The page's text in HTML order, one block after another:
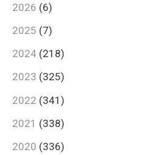
2026 (6)
2025 (7)
2024 (218)
2023 (325)
2022 (341)
2021 (338)
2020 (336)